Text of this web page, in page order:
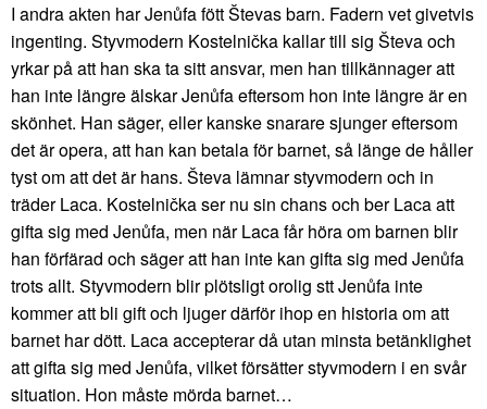
I andra akten har Jenůfa fött Števas barn. Fadern vet givetvis
ingenting. Styvmodern Kostelnička kallar till sig Števa och
yrkar på att han ska ta sitt ansvar, men han tillkännager att
han inte längre älskar Jenůfa eftersom hon inte längre är en
skönhet. Han säger, eller kanske snarare sjunger eftersom
det är opera, att han kan betala för barnet, så länge de håller
tyst om att det är hans. Števa lämnar styvmodern och in
träder Laca. Kostelnička ser nu sin chans och ber Laca att
gifta sig med Jenůfa, men när Laca får höra om barnen blir
han förfärad och säger att han inte kan gifta sig med Jenůfa
trots allt. Styvmodern blir plötsligt orolig stt Jenůfa inte
kommer att bli gift och ljuger därför ihop en historia om att
barnet har dött. Laca accepterar då utan minsta betänklighet
att gifta sig med Jenůfa, vilket försätter styvmodern i en svår
situation. Hon måste mörda barnet…